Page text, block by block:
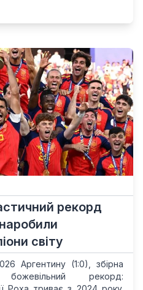
рекорд
наробили
світу
Аргентину (1:0), збірна
божевільний рекорд: